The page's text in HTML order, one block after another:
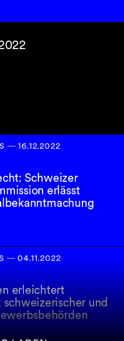
― 16.12.2022
Schweizer
erlässt
― 04.11.2022
erleichtert
und